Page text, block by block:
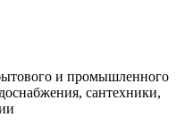
и промышленного
сантехники,